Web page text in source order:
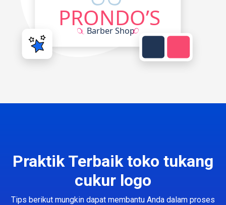
Praktik Terbaik toko tukang
cukur logo
Tips berikut mungkin dapat membantu Anda dalam proses